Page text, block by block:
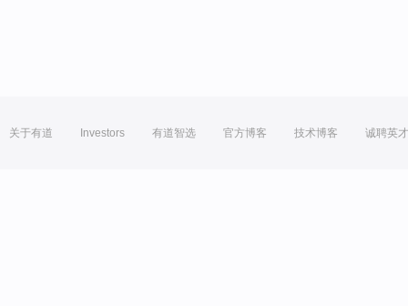
关于有道 Investors 有道智选 官方博客 技术博客 诚聘英才